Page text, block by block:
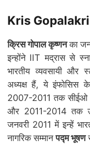
Kris
क्रिस गोपाल कृष्णनका
इन्होंने IIT मद्रास से
भारतीय व्यवसायी और
अध्यक्ष हैं, ये इंफोसिस
2007-2011 तक सीईओ
और 2011-2014 तक
जनवरी 2011 में इन्हें
नागरिक सम्मानपद्म भूषण